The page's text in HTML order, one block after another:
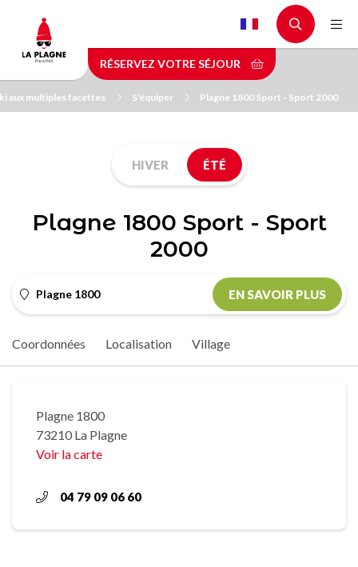
contenu
principal
RÉSERVEZ VOTRE SÉJOUR
aux multiples facettes S'équiper Plagne 1800 Sport - Sport 2000
HIVER ÉTÉ
Plagne 1800 Sport - Sport
2000
Plagne 1800 EN SAVOIR PLUS
Coordonnées Localisation Village
Plagne 1800
73210 La Plagne
Voir la carte
04 79 09 06 60